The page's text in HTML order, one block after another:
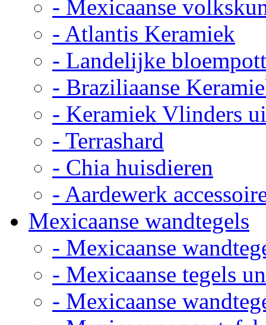
- Mexicaanse
- Atlantis Keramiek
- Landelijke
- Braziliaanse
- Keramiek Vlinders
- Terrashard
- Chia huisdieren
- Aardewerk
Mexicaanse wandtegels
- Mexicaanse
- Mexicaanse tegels
- Mexicaanse